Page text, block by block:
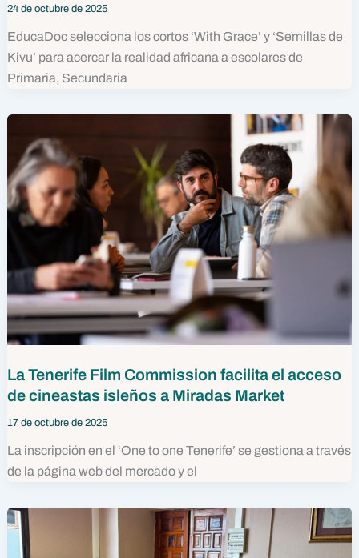
24 de octubre de 2025
EducaDoc selecciona los cortos ‘With Grace’ y ‘Semillas de
Kivu’ para acercar la realidad africana a escolares de
Primaria, Secundaria
La Tenerife Film Commission facilita el acceso
de cineastas isleños a Miradas Market
17 de octubre de 2025
La inscripción en el ‘One to one Tenerife’ se gestiona a través
de la página web del mercado y el